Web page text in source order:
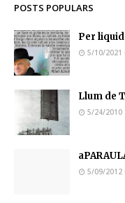
POSTS POPULARS
Per
5/10/2021
Llum de
5/24/2010
5/09/2012